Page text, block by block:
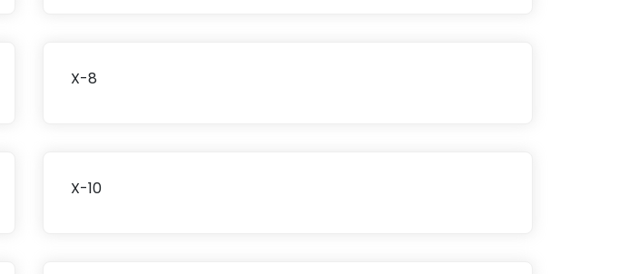
X-8
X-10